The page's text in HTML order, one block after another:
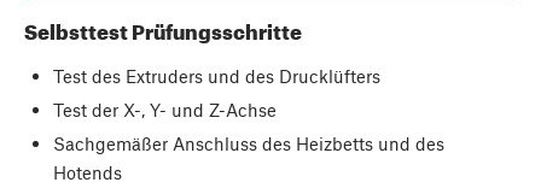
Selbsttest Prüfungsschritte
Test des Extruders und des Drucklüfters
Test der X-, Y- und Z-Achse
Sachgemäßer Anschluss des Heizbetts und des
Hotends